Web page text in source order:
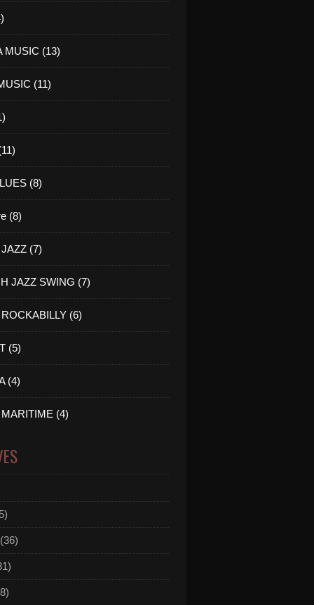
MUSIC (13)
(11)
(8)
(8)
(7)
JAZZ SWING (7)
(6)
(5)
(4)
(4)
(36)